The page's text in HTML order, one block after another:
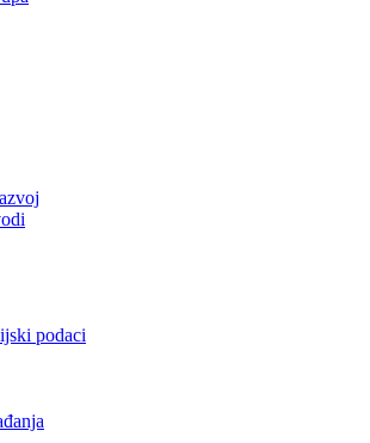
podaci